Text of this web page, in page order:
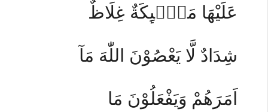
عَلَيْهَا مَلٰۤىِٕكَةٌ غِلَاظٌ
شِدَادٌ لَّا يَعْصُوْنَ اللّٰهَ مَآ
اَمَرَهُمْ وَيَفْعَلُوْنَ مَا